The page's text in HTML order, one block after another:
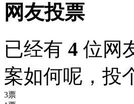
网友投票
已经有 4 位网
案如何呢，投
3票